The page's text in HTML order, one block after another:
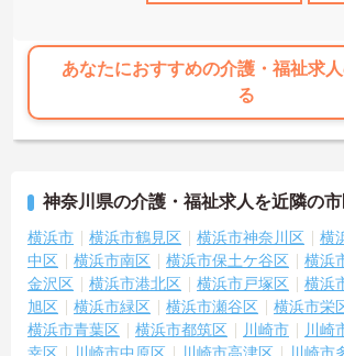
あなたにおすすめの介護・福祉求
る
神奈川県の介護・福祉求人を近隣の
横浜市 横浜市鶴見区 横浜市神奈川区 横
中区
横浜市南区 横浜市保土ケ谷区 横浜
金沢区
横浜市港北区 横浜市戸塚区 横浜
旭区
横浜市緑区 横浜市瀬谷区 横浜市栄
横浜市青葉区
横浜市都筑区 川崎市 川崎